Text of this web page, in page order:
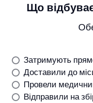
Що
Затримують
Доставили до
Провели
Відправили на